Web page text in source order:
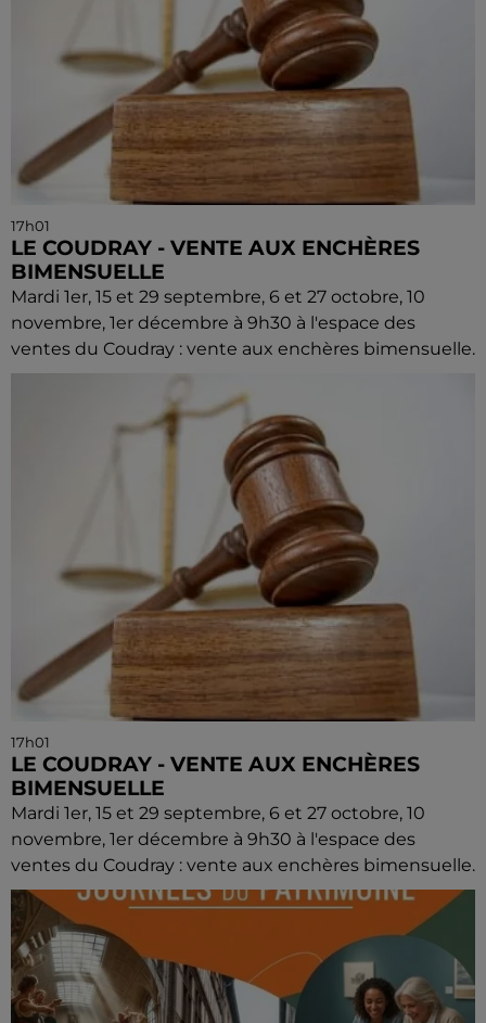
17h01
LE COUDRAY - VENTE AUX ENCHÈRES
BIMENSUELLE
Mardi 1er, 15 et 29 septembre, 6 et 27 octobre, 10
novembre, 1er décembre à 9h30 à l'espace des
ventes du Coudray : vente aux enchères bimensuelle.
17h01
LE COUDRAY - VENTE AUX ENCHÈRES
BIMENSUELLE
Mardi 1er, 15 et 29 septembre, 6 et 27 octobre, 10
novembre, 1er décembre à 9h30 à l'espace des
ventes du Coudray : vente aux enchères bimensuelle.